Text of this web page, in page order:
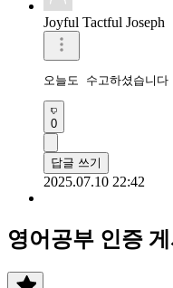
Joyful Tactful Joseph
오늘도 수고하셨습니
0
답글 쓰기
2025.07.10 22:42
영어공부 인증